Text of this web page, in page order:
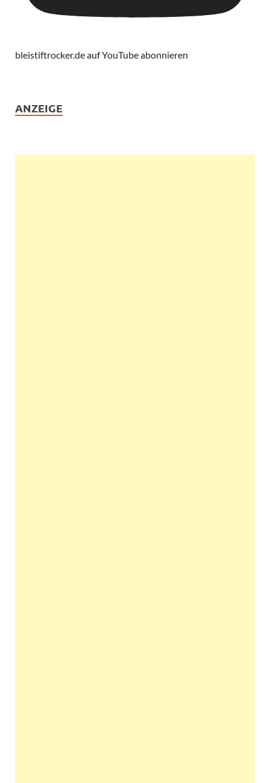
bleistiftrocker.de auf YouTube abonnieren
ANZEIGE